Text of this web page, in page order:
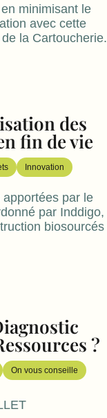
minimisant le
avec cette
la Cartoucherie.
des
fin de vie
Innovation
par le
par Inddigo,
biosourcés
?
On vous conseille